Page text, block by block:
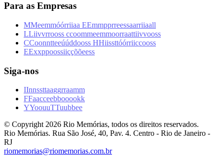
Para as Empresas
MMeemmóórriiaa EEmmpprreessaarriiaall
LLiivvrrooss ccoommeemmoorraattiivvooss
CCoonntteeúúddooss HHiissttóórriiccooss
EExxppoossiiççõõeess
Siga-nos
IInnssttaaggrraamm
FFaacceebbooookk
YYoouuTTuubbee
© Copyright 2026 Rio Memórias, todos os direitos reservados.
Rio Memórias. Rua São José, 40, Pav. 4. Centro - Rio de Janeiro -
RJ
riomemorias@riomemorias.com.br